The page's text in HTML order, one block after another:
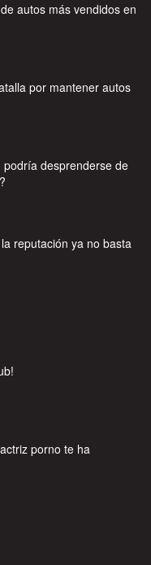
autos más vendidos en
por mantener autos
podría desprenderse de
reputación ya no basta
porno te ha